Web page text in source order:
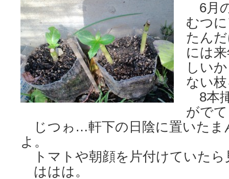
6月
むつ
たん
には
しい
ない
8本
がで
じつゎ…軒下の日陰に置いたま
よ。
トマトや朝顔を片付けていたら
ははは。